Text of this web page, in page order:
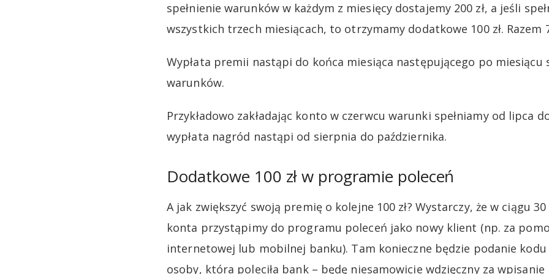
spełnienie warunków w każdym z miesięcy dostajemy 200 zł, a jeśli
wszystkich trzech miesiącach, to otrzymamy dodatkowe 100 zł. Razem
Wypłata premii nastąpi do końca miesiąca następującego po miesiącu
warunków.
Przykładowo zakładając konto w czerwcu warunki spełniamy od lipca
wypłata nagród nastąpi od sierpnia do października.
Dodatkowe 100 zł w programie poleceń
A jak zwiększyć swoją premię o kolejne 100 zł? Wystarczy, że w ciągu
konta przystąpimy do programu poleceń jako nowy klient (np. za
internetowej lub mobilnej banku). Tam konieczne będzie podanie
osoby, która poleciła bank – będę niesamowicie wdzięczny za